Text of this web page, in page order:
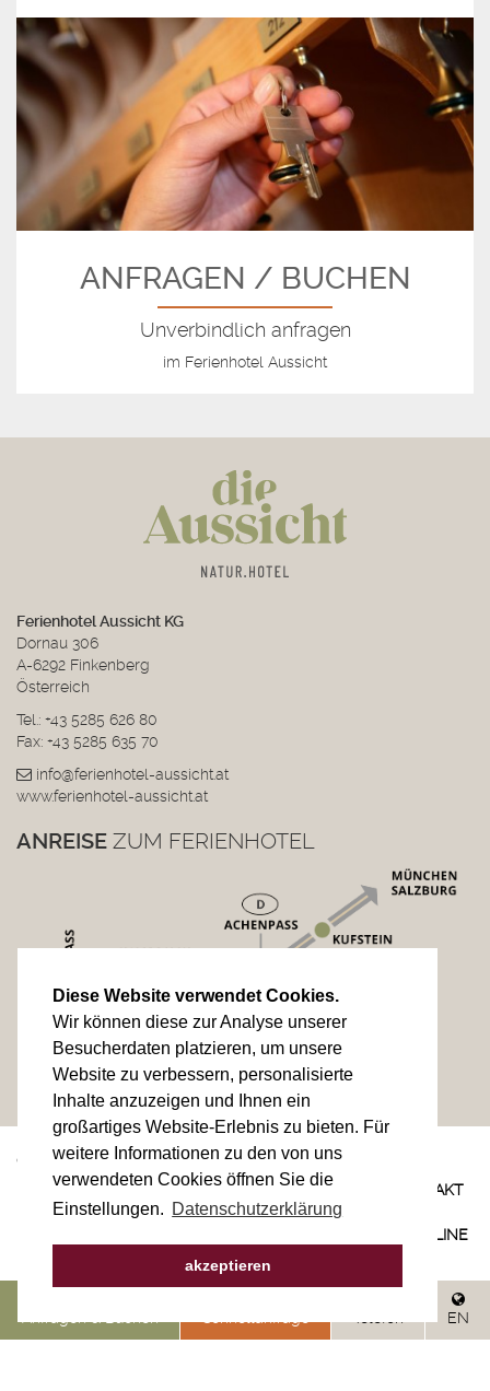
Diese Website verwendet Cookies.
Wir können diese zur Analyse unserer
Besucherdaten platzieren, um unsere
Website zu verbessern, personalisierte
Inhalte anzuzeigen und Ihnen ein
großartiges Website-Erlebnis zu bieten. Für
weitere Informationen zu den von uns
verwendeten Cookies öffnen Sie die
Einstellungen. Datenschutzerklärung
akzeptieren
ANFRAGEN / BUCHEN
Unverbindlich anfragen
im Ferienhotel Aussicht
Ferienhotel Aussicht KG
Dornau 306
A-6292 Finkenberg
Österreich
Tel.: +43 5285 626 80
Fax: +43 5285 635 70
info@ferienhotel-aussicht.at
www.ferienhotel-aussicht.at
ANREISE ZUM FERIENHOTEL
© 2023
IMPRESSUM
DATENSCHUTZERKLÄRUNG
SITEMAP ANREISE
KONTAKT
NEWSLETTER
websLINE
EN